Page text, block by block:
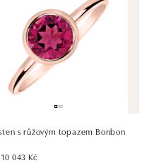
s růžovým topazem Bonbon
043 Kč